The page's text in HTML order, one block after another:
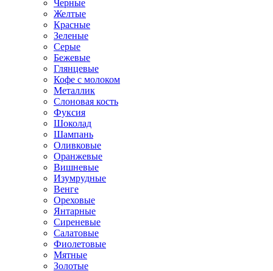
Черные
Желтые
Красные
Зеленые
Серые
Бежевые
Глянцевые
Кофе с молоком
Металлик
Слоновая кость
Фуксия
Шоколад
Шампань
Оливковые
Оранжевые
Вишневые
Изумрудные
Венге
Ореховые
Янтарные
Сиреневые
Салатовые
Фиолетовые
Мятные
Золотые